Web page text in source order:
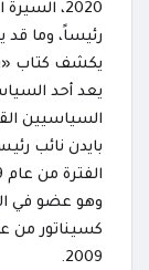
2020،
رئيساً، وما
يكشف كتاب
يعد أحد
السياسيين
بايدن نائب
وهو عضو في
2009.